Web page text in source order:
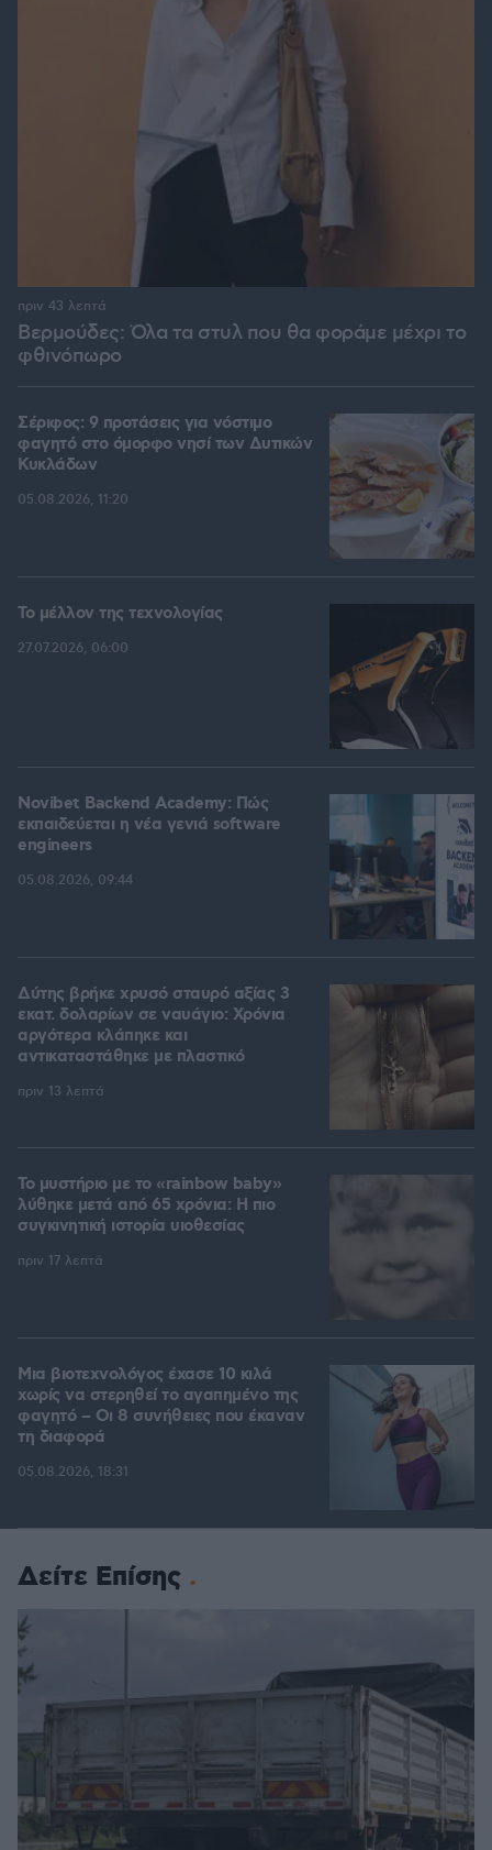
Βερμούδες: Όλα τα στυλ που θα φοράμε μέχρι το
φθινόπωρο
πριν 43 λεπτά
Σέριφος: 9 προτάσεις για νόστιμο
φαγητό στο όμορφο νησί των Δυτικών
Κυκλάδων
05.08.2026, 11:20
Το μέλλον της τεχνολογίας
27.07.2026, 06:00
Novibet Backend Academy: Πώς
εκπαιδεύεται η νέα γενιά software
engineers
05.08.2026, 09:44
Δύτης βρήκε χρυσό σταυρό αξίας 3
εκατ. δολαρίων σε ναυάγιο: Χρόνια
αργότερα κλάπηκε και
αντικαταστάθηκε με πλαστικό
πριν 13 λεπτά
Το μυστήριο με το «rainbow baby»
λύθηκε μετά από 65 χρόνια: Η πιο
συγκινητική ιστορία υιοθεσίας
πριν 17 λεπτά
Μια βιοτεχνολόγος έχασε 10 κιλά
χωρίς να στερηθεί το αγαπημένο της
φαγητό – Οι 8 συνήθειες που έκαναν
τη διαφορά
05.08.2026, 18:31
Δείτε Επίσης